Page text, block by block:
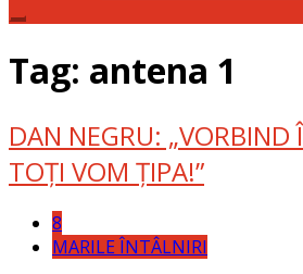
Tag: antena 1
DAN NEGRU:
TOȚI VOM ȚIPA!”
8
MARILE ÎNTÂLNIRI